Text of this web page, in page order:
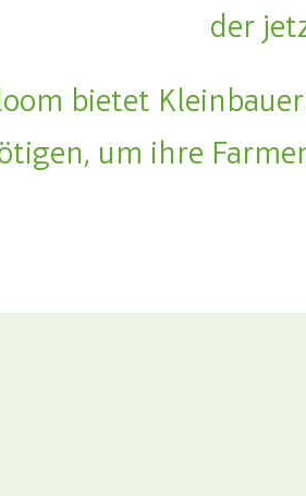
der
bietet
um ihre